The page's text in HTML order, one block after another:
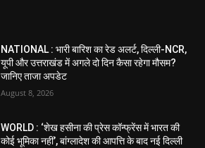
NATIONAL : भारी बारिश का रेड अलर्ट, दिल्ली-NCR,
यूपी और उत्तराखंड में अगले दो दिन कैसा रहेगा मौसम?
जानिए ताजा अपडेट
August 8, 2026
WORLD : ‘शेख हसीना की प्रेस कॉन्फ्रेंस में भारत की
कोई भूमिका नहीं’, बांग्लादेश की आपत्ति के बाद नई दिल्ली